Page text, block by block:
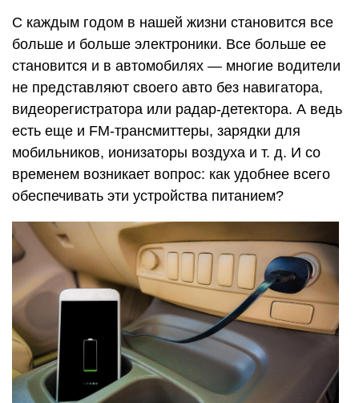
С каждым годом в нашей жизни становится все
больше и больше электроники. Все больше ее
становится и в автомобилях — многие водители
не представляют своего авто без навигатора,
видеорегистратора или радар-детектора. А ведь
есть еще и FM-трансмиттеры, зарядки для
мобильников, ионизаторы воздуха и т. д. И со
временем возникает вопрос: как удобнее всего
обеспечивать эти устройства питанием?